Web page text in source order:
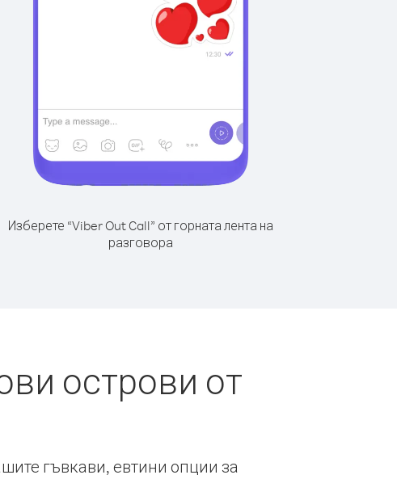
Изберете “Viber Out Call” от горната лента на
разговора
острови от
гъвкави, евтини опции за